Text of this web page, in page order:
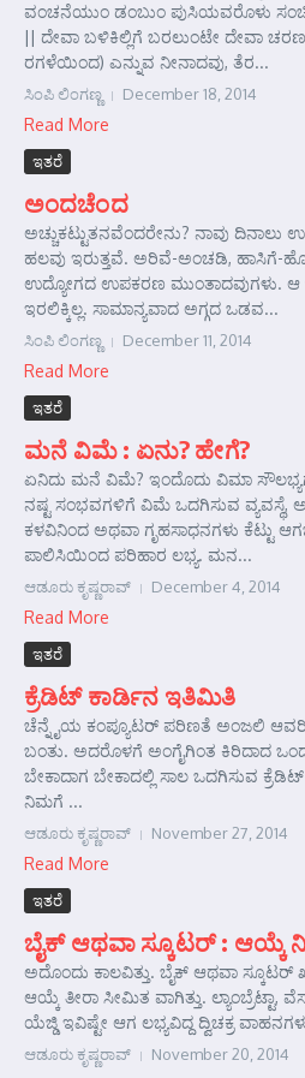
ವಂಚನೆಯುಂ ಡಂಬುಂ ಪುಸಿಯವರೊಳು
|| ದೇವಾ ಬಳಿಕಿಲ್ಲಿಗೆ ಬರಲುಂಟೇ ದೇವಾ
ರಗಳೆಯಿಂದ) ಎನ್ನುವ ನೀನಾದವು, ತೆರ...
ಸಿಂಪಿ ಲಿಂಗಣ್ಣ December 18, 2014
Read More
ಇತರೆ
ಅಂದಚೆಂದ
ಅಚ್ಚುಕಟ್ಟುತನವೆಂದರೇನು? ನಾವು
ಹಲವು ಇರುತ್ತವೆ. ಅರಿವೆ-ಅಂಚಡಿ, ಹಾಸಿಗೆ-
ಉದ್ಯೋಗದ ಉಪಕರಣ ಮುಂತಾದವುಗಳು. ಆ
ಇರಲಿಕ್ಕಿಲ್ಲ. ಸಾಮಾನ್ಯವಾದ ಅಗ್ಗದ ಒಡವ...
ಸಿಂಪಿ ಲಿಂಗಣ್ಣ December 11, 2014
Read More
ಇತರೆ
ಮನೆ ವಿಮೆ : ಏನು? ಹೇಗೆ?
ಏನಿದು ಮನೆ ವಿಮೆ? ಇಂದೊದು ವಿಮಾ
ನಷ್ಟ ಸಂಭವಗಳಿಗೆ ವಿಮೆ ಒದಗಿಸುವ ವ್ಯವಸ್ಥೆ,
ಕಳವಿನಿಂದ ಅಥವಾ ಗೃಹಸಾಧನಗಳು ಕೆಟ್ಟು
ಪಾಲಿಸಿಯಿಂದ ಪರಿಹಾರ ಲಭ್ಯ. ಮನ...
ಆಡೂರು ಕೃಷ್ಣರಾವ್ December 4, 2014
Read More
ಇತರೆ
ಕ್ರೆಡಿಟ್ ಕಾರ್ಡಿನ ಇತಿಮಿತಿ
ಚೆನ್ನೈಯ ಕಂಪ್ಯೂಟರ್ ಪರಿಣತೆ ಅಂಜಲಿ
ಬಂತು. ಅದರೊಳಗೆ ಅಂಗೈಗಿಂತ ಕಿರಿದಾದ
ಬೇಕಾದಾಗ ಬೇಕಾದಲ್ಲಿ ಸಾಲ ಒದಗಿಸುವ
ನಿಮಗೆ ...
ಆಡೂರು ಕೃಷ್ಣರಾವ್ November 27, 2014
Read More
ಇತರೆ
ಬೈಕ್ ಆಥವಾ ಸ್ಕೂಟರ್ : ಆಯ್ಕೆ
ಅದೊಂದು ಕಾಲವಿತ್ತು. ಬೈಕ್ ಆಥವಾ
ಆಯ್ಕೆ ತೀರಾ ಸೀಮಿತ ವಾಗಿತ್ತು. ಲ್ಯಾಂಬ್ರೆಟ್ಟಾ,
ಯೆಜ್ಡಿ ಇವಿಷ್ಟೇ ಆಗ ಲಭ್ಯವಿದ್ದ ದ್ವಿಚಕ್ರ
ಆಡೂರು ಕೃಷ್ಣರಾವ್ November 20, 2014